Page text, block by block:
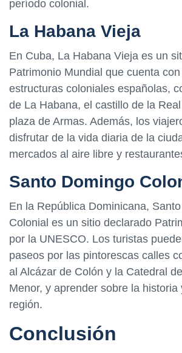
período colonial.
La Habana Vieja
En Cuba, La Habana Vieja es un
Patrimonio Mundial que cuenta
estructuras coloniales españolas,
de La Habana, el castillo de la
plaza de Armas. Además, los
disfrutar de la vida diaria de la
mercados al aire libre y
Santo Domingo
En la República Dominicana,
Colonial es un sitio declarado
por la UNESCO. Los turistas
paseos por las pintorescas calles
al Alcázar de Colón y la Catedral
Menor, y aprender sobre la historia
región.
Conclusión